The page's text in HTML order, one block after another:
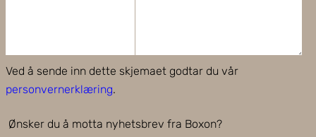
Ved å sende inn dette skjemaet godtar du vår
personvernerklæring.
Ønsker du å motta nyhetsbrev fra Boxon?